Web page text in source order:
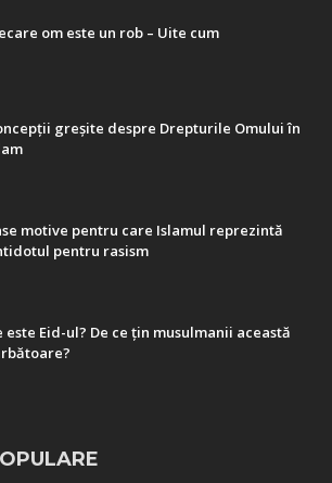
om este un rob – Uite cum
greșite despre Drepturile Omului în
motive pentru care Islamul reprezintă
pentru rasism
este Eid-ul? De ce țin musulmanii această